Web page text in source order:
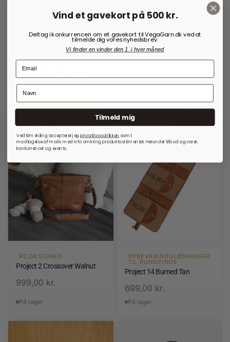
Vi anbefaler også:
RE:DESIGNED
Project 2 Crossover Walnut
999,00 kr.
På lager
OPBEVARINGSLØSNINGER
TIL RUNDPINDE
Project 14 Burned Tan
699,00 kr.
På lager
Vind et gavekort på 500 kr.
Deltag i konkurrencen om et gavekort til VegaGarn.dk ved at
tilmelde dig vores nyhedsbrev.
Vi finder en vinder den 1. i hver måned
Tilmeld mig
Ved tilmelding accepterer jegprivatlivspolitkken samt
modtagelse af mails med info omkring produktsortimentet. Herunder tilbud og varer,
konkurrencer og events.